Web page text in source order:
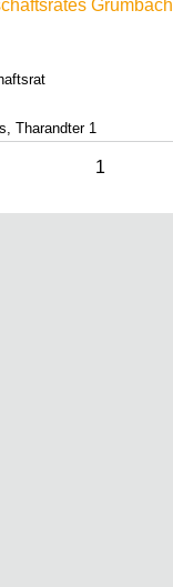
Grumbach
Tharandter 1
1